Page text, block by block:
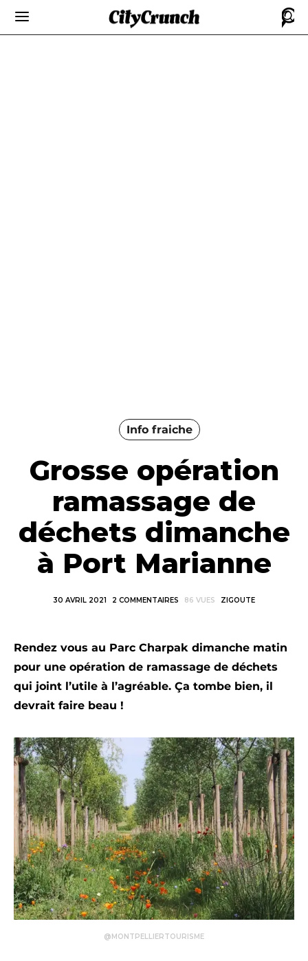
Info fraiche
Grosse opération
ramassage de
déchets dimanche
à Port Marianne
30 AVRIL 2021 2 COMMENTAIRES 86 VUES ZIGOUTE
Rendez vous au Parc Charpak dimanche matin
pour une opération de ramassage de déchets
qui joint l’utile à l’agréable. Ça tombe bien, il
devrait faire beau !
@MONTPELLIERTOURISME